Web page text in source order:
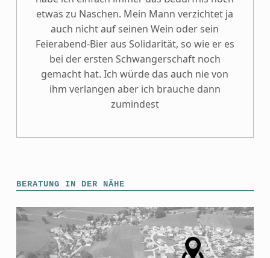
etwas zu Naschen. Mein Mann verzichtet ja
auch nicht auf seinen Wein oder sein
Feierabend-Bier aus Solidarität, so wie er es
bei der ersten Schwangerschaft noch
gemacht hat. Ich würde das auch nie von
ihm verlangen aber ich brauche dann
zumindest
BERATUNG IN DER NÄHE